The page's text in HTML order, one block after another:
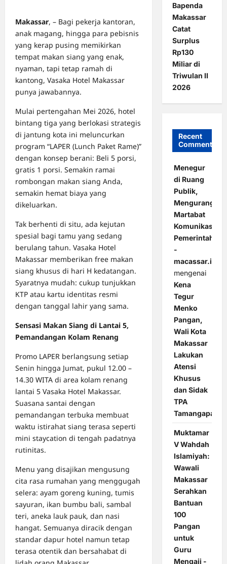
Makassar, – Bagi pekerja kantoran,
anak magang, hingga para pebisnis
yang kerap pusing memikirkan
tempat makan siang yang enak,
nyaman, tapi tetap ramah di
kantong, Vasaka Hotel Makassar
punya jawabannya.
Mulai pertengahan Mei 2026, hotel
bintang tiga yang berlokasi strategis
di jantung kota ini meluncurkan
program “LAPER (Lunch Paket Rame)”
dengan konsep berani: Beli 5 porsi,
gratis 1 porsi. Semakin ramai
rombongan makan siang Anda,
semakin hemat biaya yang
dikeluarkan.
Tak berhenti di situ, ada kejutan
spesial bagi tamu yang sedang
berulang tahun. Vasaka Hotel
Makassar memberikan free makan
siang khusus di hari H kedatangan.
Syaratnya mudah: cukup tunjukkan
KTP atau kartu identitas resmi
dengan tanggal lahir yang sama.
Sensasi Makan Siang di Lantai 5,
Pemandangan Kolam Renang
Promo LAPER berlangsung setiap
Senin hingga Jumat, pukul 12.00 –
14.30 WITA di area kolam renang
lantai 5 Vasaka Hotel Makassar.
Suasana santai dengan
pemandangan terbuka membuat
waktu istirahat siang terasa seperti
mini staycation di tengah padatnya
rutinitas.
Menu yang disajikan mengusung
cita rasa rumahan yang menggugah
selera: ayam goreng kuning, tumis
sayuran, ikan bumbu bali, sambal
teri, aneka lauk pauk, dan nasi
hangat. Semuanya diracik dengan
standar dapur hotel namun tetap
terasa otentik dan bersahabat di
Bapenda
Makassar
Catat
Surplus
Rp130
Miliar di
Triwulan II
2026
Recent
Comments
Menegur
di Ruang
Publik,
Mengurangi
Martabat
Komunikasi
Pemerintahan
-
macassar.id
mengenai
Kena
Tegur
Menko
Pangan,
Wali Kota
Makassar
Lakukan
Atensi
Khusus
dan Sidak
TPA
Tamangapa
Muktamar
V Wahdah
Islamiyah:
Wawali
Makassar
Serahkan
Bantuan
100
Pangan
untuk
Guru
Mengaji -